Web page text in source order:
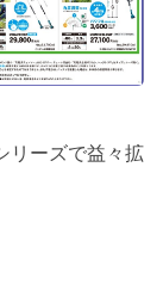
リーズで益々拡